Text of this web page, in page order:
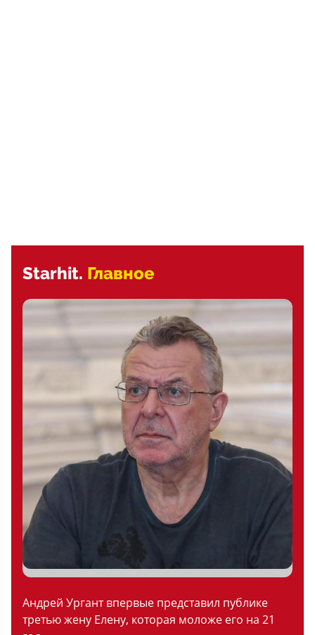
Starhit. Главное
Андрей Ургант впервые представил публике
третью жену Елену, которая моложе его на 21